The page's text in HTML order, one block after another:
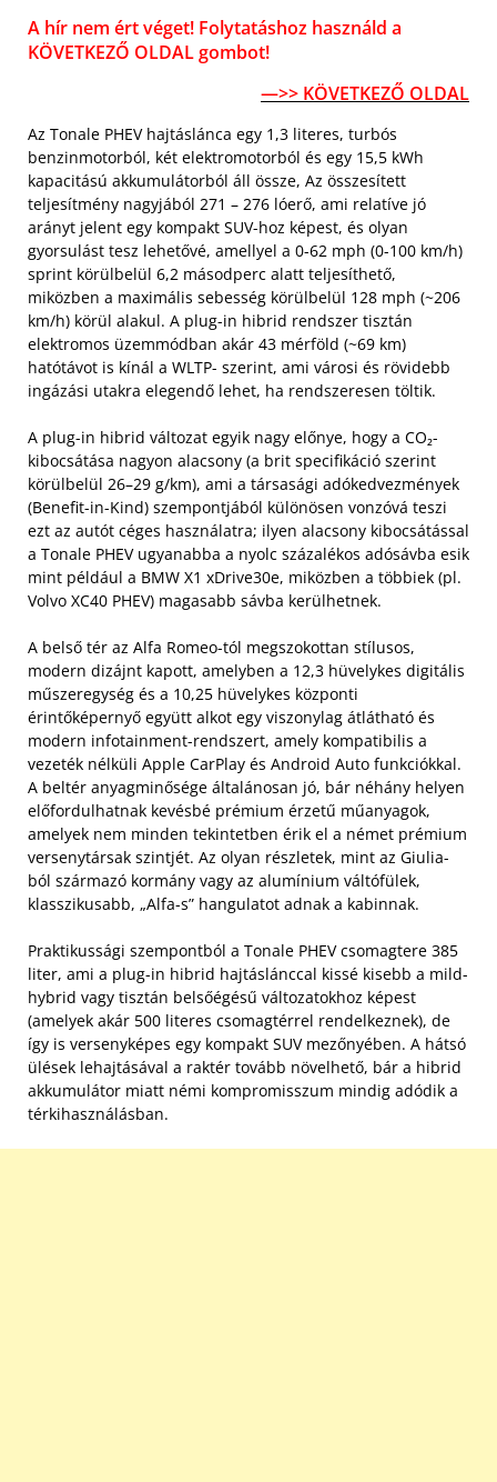
A hír nem ért véget! Folytatáshoz használd a
KÖVETKEZŐ OLDAL gombot!
—>> KÖVETKEZŐ OLDAL
Az Tonale PHEV hajtáslánca egy 1,3 literes, turbós
benzinmotorból, két elektromotorból és egy 15,5 kWh
kapacitású akkumulátorból áll össze, Az összesített
teljesítmény nagyjából 271 – 276 lóerő, ami relatíve jó
arányt jelent egy kompakt SUV-hoz képest, és olyan
gyorsulást tesz lehetővé, amellyel a 0-62 mph (0-100 km/h)
sprint körülbelül 6,2 másodperc alatt teljesíthető,
miközben a maximális sebesség körülbelül 128 mph (~206
km/h) körül alakul. A plug-in hibrid rendszer tisztán
elektromos üzemmódban akár 43 mérföld (~69 km)
hatótávot is kínál a WLTP- szerint, ami városi és rövidebb
ingázási utakra elegendő lehet, ha rendszeresen töltik.
A plug-in hibrid változat egyik nagy előnye, hogy a CO₂-
kibocsátása nagyon alacsony (a brit specifikáció szerint
körülbelül 26–29 g/km), ami a társasági adókedvezmények
(Benefit-in-Kind) szempontjából különösen vonzóvá teszi
ezt az autót céges használatra; ilyen alacsony kibocsátással
a Tonale PHEV ugyanabba a nyolc százalékos adósávba esik
mint például a BMW X1 xDrive30e, miközben a többiek (pl.
Volvo XC40 PHEV) magasabb sávba kerülhetnek.
A belső tér az Alfa Romeo-tól megszokottan stílusos,
modern dizájnt kapott, amelyben a 12,3 hüvelykes digitális
műszeregység és a 10,25 hüvelykes központi
érintőképernyő együtt alkot egy viszonylag átlátható és
modern infotainment-rendszert, amely kompatibilis a
vezeték nélküli Apple CarPlay és Android Auto funkciókkal.
A beltér anyagminősége általánosan jó, bár néhány helyen
előfordulhatnak kevésbé prémium érzetű műanyagok,
amelyek nem minden tekintetben érik el a német prémium
versenytársak szintjét. Az olyan részletek, mint az Giulia-
ból származó kormány vagy az alumínium váltófülek,
klasszikusabb, „Alfa-s” hangulatot adnak a kabinnak.
Praktikussági szempontból a Tonale PHEV csomagtere 385
liter, ami a plug-in hibrid hajtáslánccal kissé kisebb a mild-
hybrid vagy tisztán belsőégésű változatokhoz képest
(amelyek akár 500 literes csomagtérrel rendelkeznek), de
így is versenyképes egy kompakt SUV mezőnyében. A hátsó
ülések lehajtásával a raktér tovább növelhető, bár a hibrid
akkumulátor miatt némi kompromisszum mindig adódik a
térkihasználásban.